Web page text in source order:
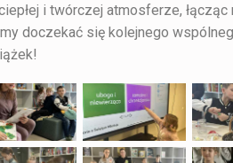
i twórczej atmosferze,
doczekać się kolejnego